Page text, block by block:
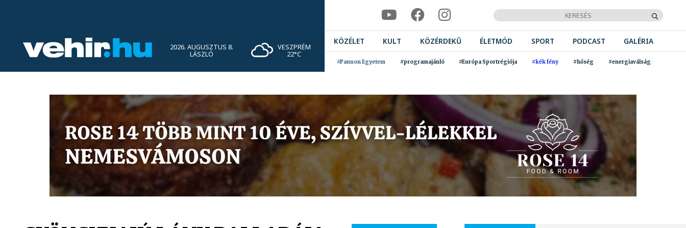
2026. AUGUSZTUS 8.
LÁSZLÓ
VESZPRÉM
22°C
KÖZÉLET KULT KÖZÉRDEKŰ ÉLETMÓD SPORT PODCAST GALÉRIA
#Pannon Egyetem #programajánló #Európa Sportrégiója #kék fény #hőség #energiaválság